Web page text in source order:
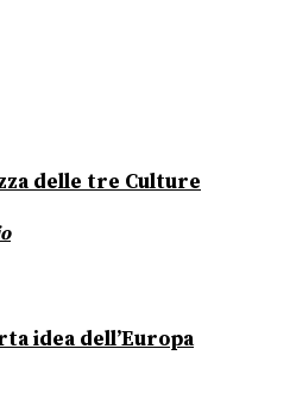
delle tre Culture
idea dell’Europa